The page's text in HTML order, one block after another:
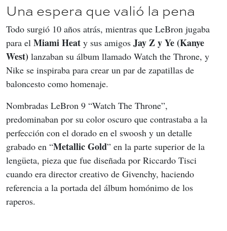
Una espera que valió la pena
Todo surgió 10 años atrás, mientras que LeBron jugaba
para el Miami Heat y sus amigos Jay Z y Ye (Kanye
West) lanzaban su álbum llamado Watch the Throne, y
Nike se inspiraba para crear un par de zapatillas de
baloncesto como homenaje.
Nombradas LeBron 9 “Watch The Throne”,
predominaban por su color oscuro que contrastaba a la
perfección con el dorado en el swoosh y un detalle
grabado en “Metallic Gold” en la parte superior de la
lengüeta, pieza que fue diseñada por Riccardo Tisci
cuando era director creativo de Givenchy, haciendo
referencia a la portada del álbum homónimo de los
raperos.